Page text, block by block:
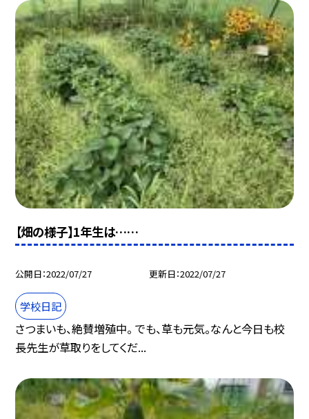
【畑の様子】1年生は……
公開日 2022/07/27 更新日 2022/07/27
学校日記
さつまいも、絶賛増殖中。 でも、草も元気。なんと今日も校
長先生が草取りをしてくだ...